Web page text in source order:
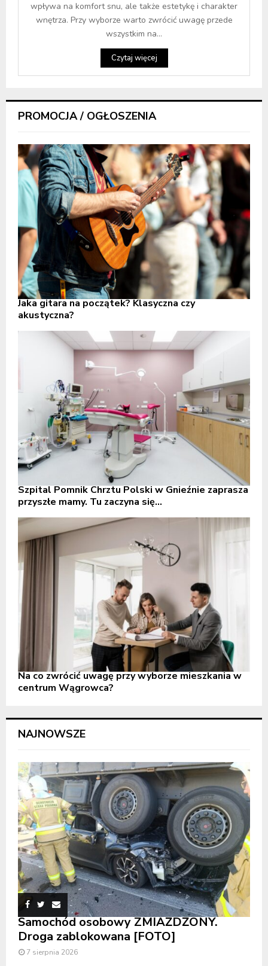
wpływa na komfort snu, ale także estetykę i charakter
wnętrza. Przy wyborze warto zwrócić uwagę przede
wszystkim na...
Czytaj więcej
PROMOCJA / OGŁOSZENIA
Jaka gitara na początek? Klasyczna czy
akustyczna?
Szpital Pomnik Chrztu Polski w Gnieźnie zaprasza
przyszłe mamy. Tu zaczyna się...
Na co zwrócić uwagę przy wyborze mieszkania w
centrum Wągrowca?
NAJNOWSZE
Samochód osobowy ZMIAŻDŻONY.
Droga zablokowana [FOTO]
7 sierpnia 2026